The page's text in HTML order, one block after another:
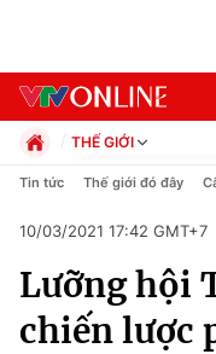
Chuyên mục
Chính trị
THẾ GIỚI
Chính trị
Pháp luật
Kinh tế
Thể thao
Truyền hình
Tin tức Thế giới đó đây
10/03/2021 17:42 GMT+7
Lưỡng hội
chiến lược